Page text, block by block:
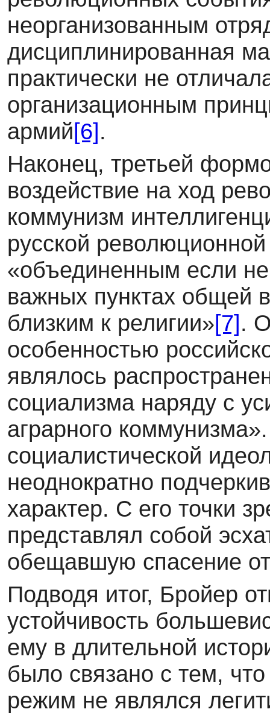
неорганизованным
дисциплинированная
практически не
организационным
армий[6].
Наконец, третьей
воздействие на ход
коммунизм
русской
«объединенным если
важных пунктах общей
близким к религии»[7].
особенностью
являлось
социализма наряду с
аграрного
социалистической
неоднократно
характер. С его точки
представлял собой
обещавшую спасение от
Подводя итог, Бройер
устойчивость
ему в длительной
было связано с тем,
режим не являлся